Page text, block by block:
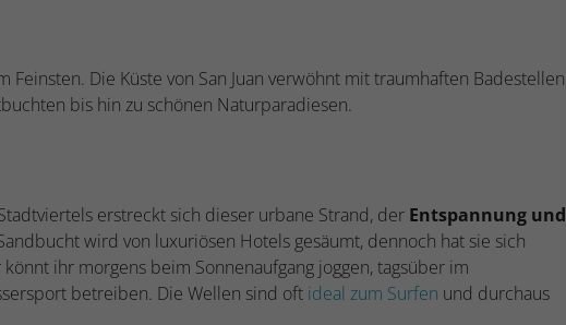
Die Küste von San Juan verwöhnt mit traumhaften Badestellen
bis hin zu schönen Naturparadiesen.
erstreckt sich dieser urbane Strand, der Entspannung und
wird von luxuriösen Hotels gesäumt, dennoch hat sie sich
ihr morgens beim Sonnenaufgang joggen, tagsüber im
betreiben. Die Wellen sind oft ideal zum Surfen und durchaus